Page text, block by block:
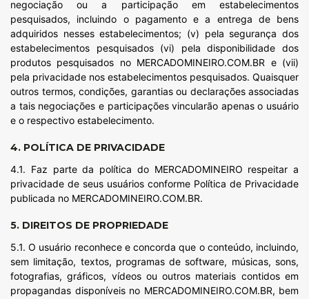
negociação ou a participação em estabelecimentos
pesquisados, incluindo o pagamento e a entrega de bens
adquiridos nesses estabelecimentos; (v) pela segurança dos
estabelecimentos pesquisados (vi) pela disponibilidade dos
produtos pesquisados no MERCADOMINEIRO.COM.BR e (vii)
pela privacidade nos estabelecimentos pesquisados. Quaisquer
outros termos, condições, garantias ou declarações associadas
a tais negociações e participações vincularão apenas o usuário
e o respectivo estabelecimento.
4. POLÍTICA DE PRIVACIDADE
4.1. Faz parte da política do MERCADOMINEIRO respeitar a
privacidade de seus usuários conforme Política de Privacidade
publicada no MERCADOMINEIRO.COM.BR.
5. DIREITOS DE PROPRIEDADE
5.1. O usuário reconhece e concorda que o conteúdo, incluindo,
sem limitação, textos, programas de software, músicas, sons,
fotografias, gráficos, vídeos ou outros materiais contidos em
propagandas disponíveis no MERCADOMINEIRO.COM.BR, bem